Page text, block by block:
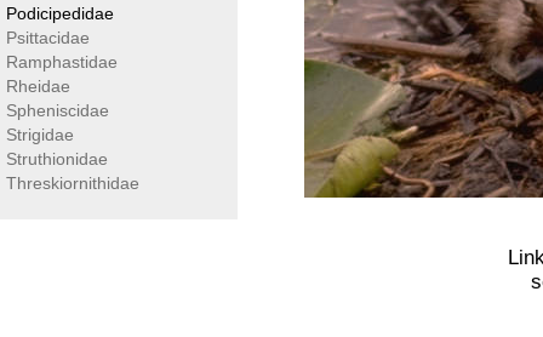
Podicipedidae
Psittacidae
Ramphastidae
Rheidae
Spheniscidae
Strigidae
Struthionidae
Threskiornithidae